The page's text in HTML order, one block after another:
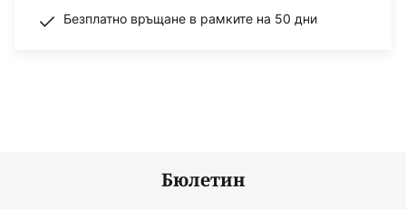
Безплатно връщане в рамките на 50 дни
Бюлетин